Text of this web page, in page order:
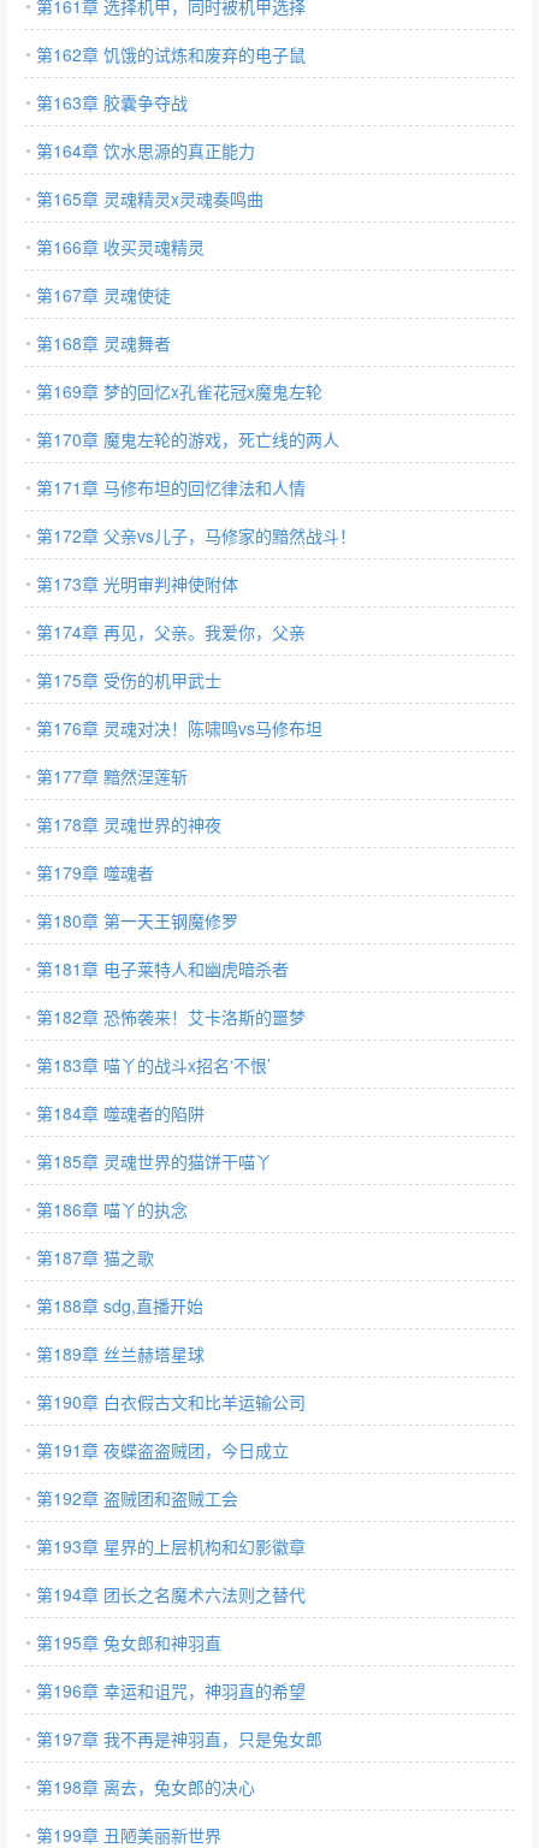
第161章 选择机甲，同时被机甲选择
第162章 饥饿的试炼和废弃的电子鼠
第163章 胶囊争夺战
第164章 饮水思源的真正能力
第165章 灵魂精灵x灵魂奏鸣曲
第166章 收买灵魂精灵
第167章 灵魂使徒
第168章 灵魂舞者
第169章 梦的回忆x孔雀花冠x魔鬼左轮
第170章 魔鬼左轮的游戏，死亡线的两人
第171章 马修布坦的回忆律法和人情
第172章 父亲vs儿子，马修家的黯然战斗！
第173章 光明审判神使附体
第174章 再见，父亲。我爱你，父亲
第175章 受伤的机甲武士
第176章 灵魂对决！陈啸鸣vs马修布坦
第177章 黯然涅莲斩
第178章 灵魂世界的神夜
第179章 噬魂者
第180章 第一天王钢魔修罗
第181章 电子莱特人和幽虎暗杀者
第182章 恐怖袭来！艾卡洛斯的噩梦
第183章 喵丫的战斗x招名‘不恨’
第184章 噬魂者的陷阱
第185章 灵魂世界的猫饼干喵丫
第186章 喵丫的执念
第187章 猫之歌
第188章 sdg,直播开始
第189章 丝兰赫塔星球
第190章 白衣假古文和比羊运输公司
第191章 夜蝶盗盗贼团，今日成立
第192章 盗贼团和盗贼工会
第193章 星界的上层机构和幻影徽章
第194章 团长之名魔术六法则之替代
第195章 兔女郎和神羽直
第196章 幸运和诅咒，神羽直的希望
第197章 我不再是神羽直，只是兔女郎
第198章 离去，兔女郎的决心
第199章 丑陋美丽新世界